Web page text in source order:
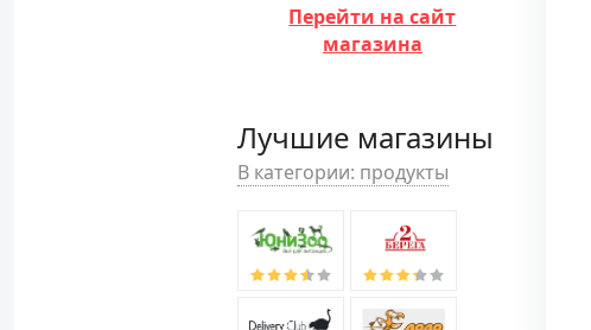
Перейти на сайт
магазина
Лучшие магазины
В категории: продукты